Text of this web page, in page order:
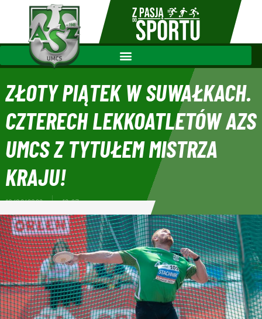
ZŁOTY PIĄTEK W SUWAŁKACH.
CZTERECH LEKKOATLETÓW AZS
UMCS Z TYTUŁEM MISTRZA
KRAJU!
10/06/2022 18:27